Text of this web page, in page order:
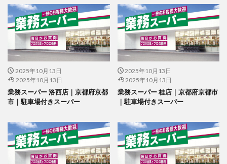
2025年10月13日
2025年10月13日
業務スーパー 洛西店｜京都府京都
市｜駐車場付きスーパー
2025年10月13日
2025年10月13日
業務スーパー 桂店｜京都府京都市
｜駐車場付きスーパー